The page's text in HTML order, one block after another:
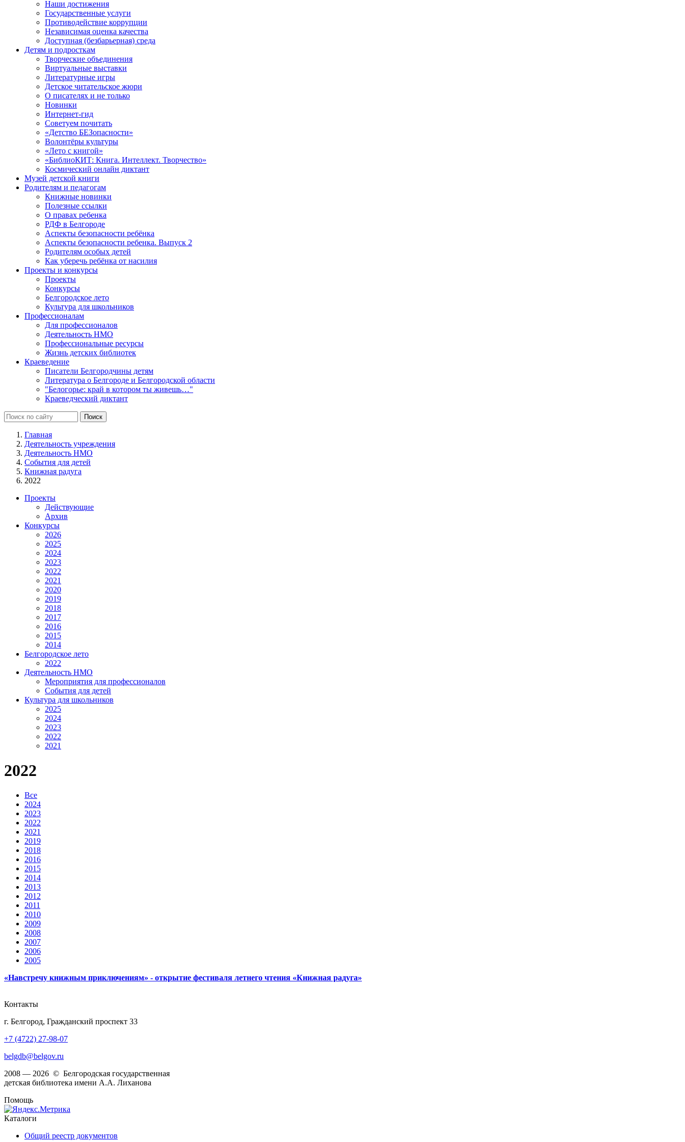
Наши достижения
Государственные услуги
Противодействие коррупции
Независимая оценка качества
Доступная (безбарьерная) среда
Детям и подросткам
Творческие объединения
Виртуальные выставки
Литературные игры
Детское читательское жюри
О писателях и не только
Новинки
Интернет-гид
Советуем почитать
«Детство БЕЗопасности»
Волонтёры культуры
«Лето с книгой»
«БиблиоКИТ: Книга. Интеллект. Творчество»
Космический онлайн диктант
Музей детской книги
Родителям и педагогам
Книжные новинки
Полезные ссылки
О правах ребенка
РДФ в Белгороде
Аспекты безопасности ребёнка
Аспекты безопасности ребенка. Выпуск 2
Родителям особых детей
Как уберечь ребёнка от насилия
Проекты и конкурсы
Проекты
Конкурсы
Белгородское лето
Культура для школьников
Профессионалам
Для профессионалов
Деятельность НМО
Профессиональные ресурсы
Жизнь детских библиотек
Краеведение
Писатели Белгородчины детям
Литература о Белгороде и Белгородской области
"Белогорье: край в котором ты живешь…"
Краеведческий диктант
Главная
Деятельность учреждения
Деятельность НМО
События для детей
Книжная радуга
2022
Проекты
Действующие
Архив
Конкурсы
2026
2025
2024
2023
2022
2021
2020
2019
2018
2017
2016
2015
2014
Белгородское лето
2022
Деятельность НМО
Мероприятия для профессионалов
События для детей
Культура для школьников
2025
2024
2023
2022
2021
2022
Все
2024
2023
2022
2021
2019
2018
2016
2015
2014
2013
2012
2011
2010
2009
2008
2007
2006
2005
«Навстречу книжным приключениям» - открытие фестиваля летнего чтения «Книжная радуга»
Контакты
г. Белгород, Гражданский проспект 33
+7 (4722) 27-98-07
belgdb@belgov.ru
2008 — 2026 © Белгородская государственная
детская библиотека имени А.А. Лиханова
Помощь
Каталоги
Общий реестр документов